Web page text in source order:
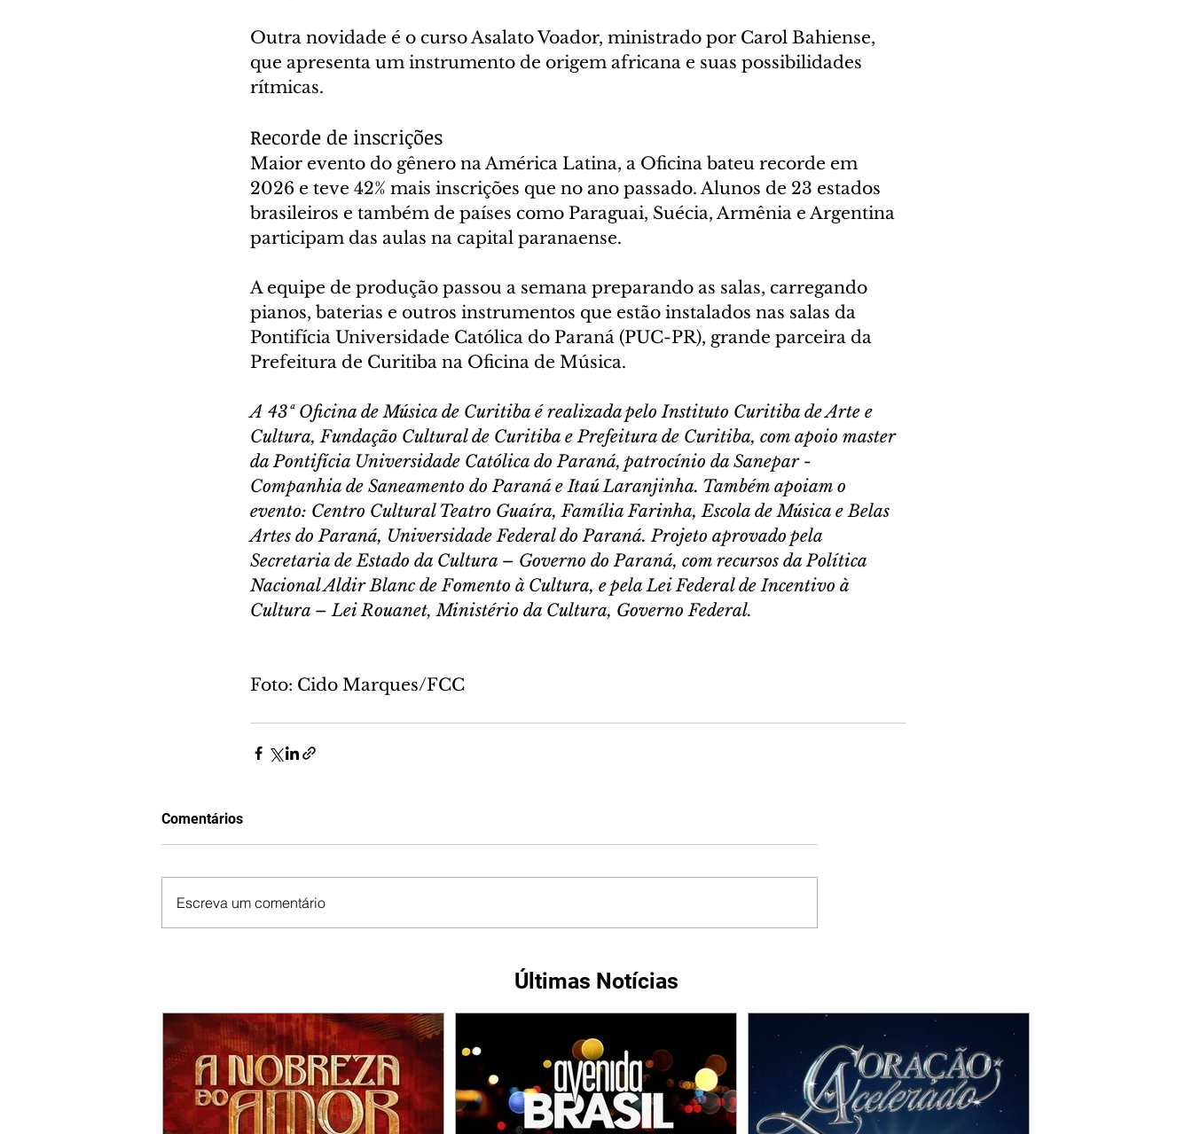
Outra novidade é o curso Asalato Voador, ministrado por Carol Bahiense,
que apresenta um instrumento de origem africana e suas possibilidades
rítmicas.
Recorde de inscrições
Maior evento do gênero na América Latina, a Oficina bateu recorde em
2026 e teve 42% mais inscrições que no ano passado. Alunos de 23 estados
brasileiros e também de países como Paraguai, Suécia, Armênia e Argentina
participam das aulas na capital paranaense.
A equipe de produção passou a semana preparando as salas, carregando
pianos, baterias e outros instrumentos que estão instalados nas salas da
Pontifícia Universidade Católica do Paraná (PUC-PR), grande parceira da
Prefeitura de Curitiba na Oficina de Música.
A 43ª Oficina de Música de Curitiba é realizada pelo Instituto Curitiba de Arte e
Cultura, Fundação Cultural de Curitiba e Prefeitura de Curitiba, com apoio master
da Pontifícia Universidade Católica do Paraná, patrocínio da Sanepar -
Companhia de Saneamento do Paraná e Itaú Laranjinha. Também apoiam o
evento: Centro Cultural Teatro Guaíra, Família Farinha, Escola de Música e Belas
Artes do Paraná, Universidade Federal do Paraná. Projeto aprovado pela
Secretaria de Estado da Cultura – Governo do Paraná, com recursos da Política
Nacional Aldir Blanc de Fomento à Cultura, e pela Lei Federal de Incentivo à
Cultura – Lei Rouanet, Ministério da Cultura, Governo Federal.
Foto: Cido Marques/FCC
Comentários
Escreva um comentário
Últimas Notícias